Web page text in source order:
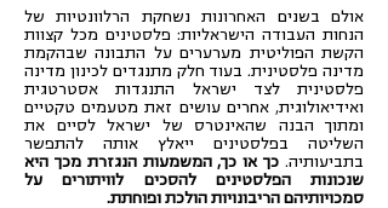
אולם בשנים האחרונות נשחקת הרלוונטיות של
הנחות העבודה הישראליות: פלסטינים מכל קצוות
הקשת הפוליטית מערערים על התבונה שבהקמת
מדינה פלסטינית. בעוד חלק מתנגדים לכינון מדינה
פלסטינית לצד ישראל התנגדות אסטרטגית
ואידיאולוגית, אחרים עושים זאת מטעמים טקטיים
ומתוך הבנה שהאינטרס של ישראל לסיים את
השליטה בפלסטינים ייאלץ אותה להתפשר
בתביעותיה. כך או כך, המשמעות הנגזרת מכך היא
שנכונות הפלסטינים להסכים לוויתורים על
סמכויותיהם הריבונויות הולכת ופוחתת.